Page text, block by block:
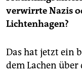
verwirrte Nazis
Lichtenhagen?
Das hat jetzt ein
dem Lachen